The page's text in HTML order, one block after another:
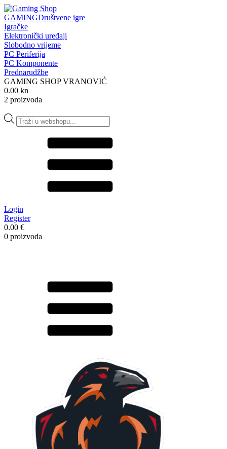
GAMINGDruštvene igre
Igračke
Elektronički uređaji
Slobodno vrijeme
PC Periferija
PC Komponente
Prednarudžbe
GAMING SHOP VRANOVIĆ
0.00 kn
2 proizvoda
Products
search
Login
Register
0.00 €
0 proizvoda